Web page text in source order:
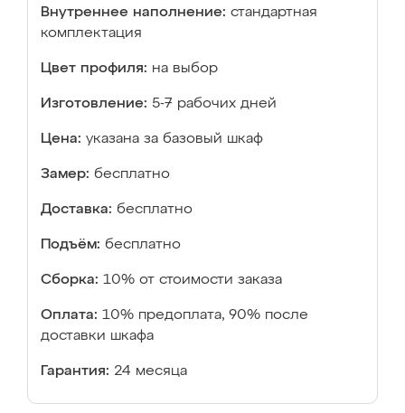
Внутреннее наполнение: стандартная
комплектация
Цвет профиля: на выбор
Изготовление: 5-7 рабочих дней
Цена: указана за базовый шкаф
Замер: бесплатно
Доставка: бесплатно
Подъём: бесплатно
Сборка: 10% от стоимости заказа
Оплата: 10% предоплата, 90% после
доставки шкафа
Гарантия: 24 месяца